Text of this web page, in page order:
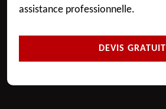
assistance professionnelle.
DEVIS GRATUIT